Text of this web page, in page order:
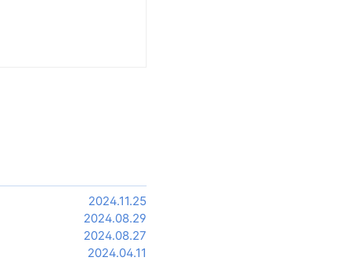
2024.11.25
2024.08.29
2024.08.27
2024.04.11